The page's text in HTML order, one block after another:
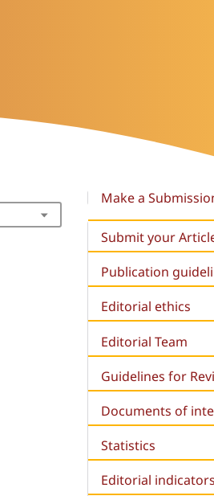
Make a
Submit your
Publication
Editorial ethics
Editorial Team
Guidelines for
Documents of
Statistics
Editorial